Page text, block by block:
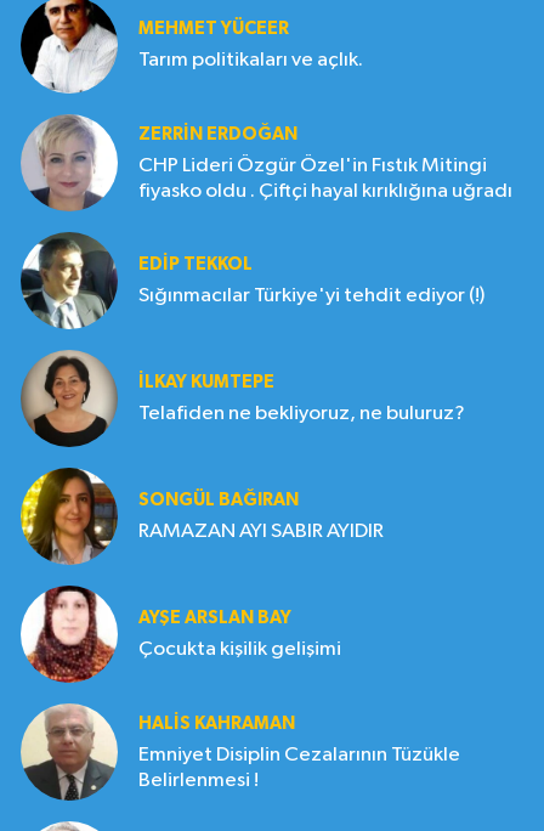
MEHMET YÜCEER
Tarım politikaları ve açlık.
ZERRIN ERDOĞAN
CHP Lideri Özgür Özel'in Fıstık Mitingi
fiyasko oldu . Çiftçi hayal kırıklığına uğradı
EDIP TEKKOL
Sığınmacılar Türkiye'yi tehdit ediyor (!)
İLKAY KUMTEPE
Telafiden ne bekliyoruz, ne buluruz?
SONGÜL BAĞIRAN
RAMAZAN AYI SABIR AYIDIR
AYŞE ARSLAN BAY
Çocukta kişilik gelişimi
HALIS KAHRAMAN
Emniyet Disiplin Cezalarının Tüzükle
Belirlenmesi !